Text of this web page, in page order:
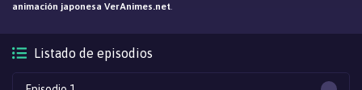
animación japonesa VerAnimes.net.
Listado de episodios